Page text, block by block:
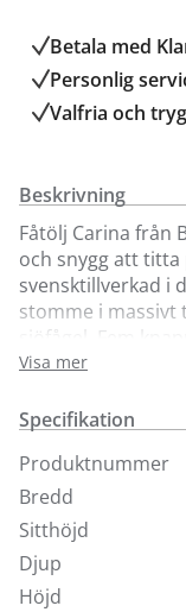
Betala med
Personlig
Valfria och
Beskrivning
Fåtölj Carina från
och snygg att
svensktillverkad i
stomme i massivt
sjöfågel. Fem
nackkudde att
med tillhörande
I våra butiker
färger.
Visa mer
Specifikation
Produktnummer
Bredd
Sitthöjd
Djup
Höjd